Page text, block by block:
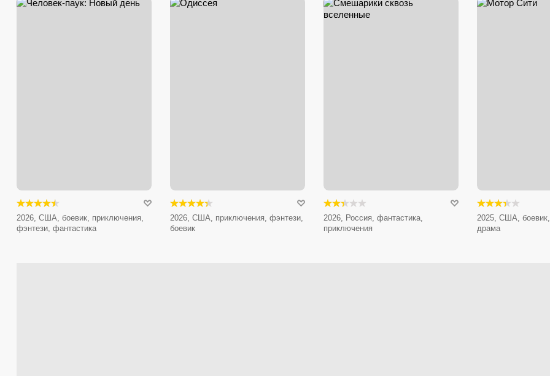
2026, США, боевик, приключения,
фэнтези, фантастика
2026, США, приключения, фэнтези,
боевик
2026, Россия, фантастика,
приключения
2025, США, боевик,
драма